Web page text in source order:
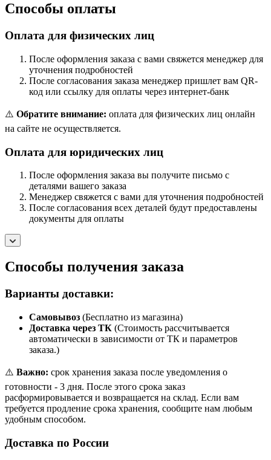
Способы оплаты
Оплата для физических лиц
После оформления заказа с вами свяжется менеджер для
уточнения подробностей
После согласования заказа менеджер пришлет вам QR-
код или ссылку для оплаты через интернет-банк
⚠️ Обратите внимание: оплата для физических лиц онлайн
на сайте не осуществляется.
Оплата для юридических лиц
После оформления заказа вы получите письмо с
деталями вашего заказа
Менеджер свяжется с вами для уточнения подробностей
После согласования всех деталей будут предоставлены
документы для оплаты
Способы получения заказа
Варианты доставки:
Самовывоз (Бесплатно из магазина)
Доставка через ТК (Стоимость рассчитывается
автоматически в зависимости от ТК и параметров
заказа.)
⚠️ Важно: срок хранения заказа после уведомления о
готовности - 3 дня. После этого срока заказ
расформировывается и возвращается на склад. Если вам
требуется продление срока хранения, сообщите нам любым
удобным способом.
Доставка по России